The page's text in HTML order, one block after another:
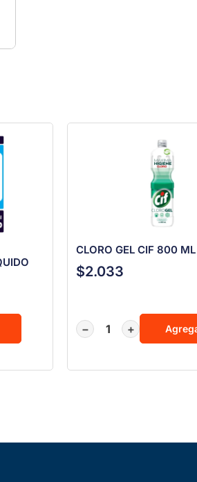
CLORO GEL CIF 800 ML
$2.033
− +